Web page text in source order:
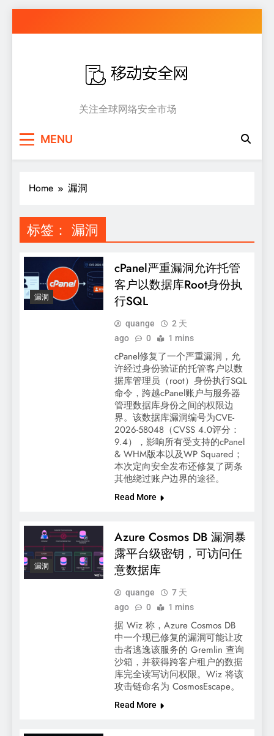
to
移动安全网
关注全球网络安全市场
MENU
Home 漏洞
标签： 漏洞
漏洞
cPanel严重漏洞允许托管
客户以数据库Root身份执
行SQL
quange
2 天
ago
0 1 mins
cPanel修复了一个严重漏洞，允
许经过身份验证的托管客户以数
据库管理员（root）身份执行SQL
命令，跨越cPanel账户与服务器
管理数据库身份之间的权限边
界。该数据库漏洞编号为CVE-
2026-58048（CVSS 4.0评分：
9.4），影响所有受支持的cPanel
& WHM版本以及WP Squared；
本次定向安全发布还修复了两条
其他绕过账户边界的途径。
Read More
漏洞
Azure Cosmos DB 漏洞暴
露平台级密钥，可访问任
意数据库
quange
7 天
ago
0 1 mins
据 Wiz 称，Azure Cosmos DB
中一个现已修复的漏洞可能让攻
击者逃逸该服务的 Gremlin 查询
沙箱，并获得跨客户租户的数据
库完全读写访问权限。Wiz 将该
攻击链命名为 CosmosEscape。
Read More